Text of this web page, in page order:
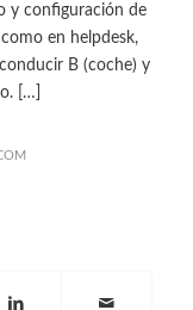
y configuración de
en helpdesk,
B (coche) y
[…]